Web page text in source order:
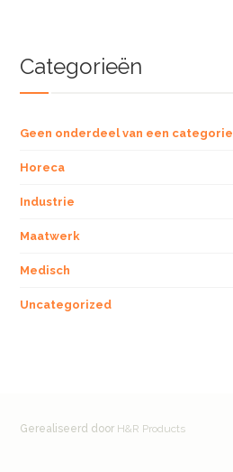
Categorieën
Geen onderdeel van een categorie
Horeca
Industrie
Maatwerk
Medisch
Uncategorized
Gerealiseerd door H&R Products